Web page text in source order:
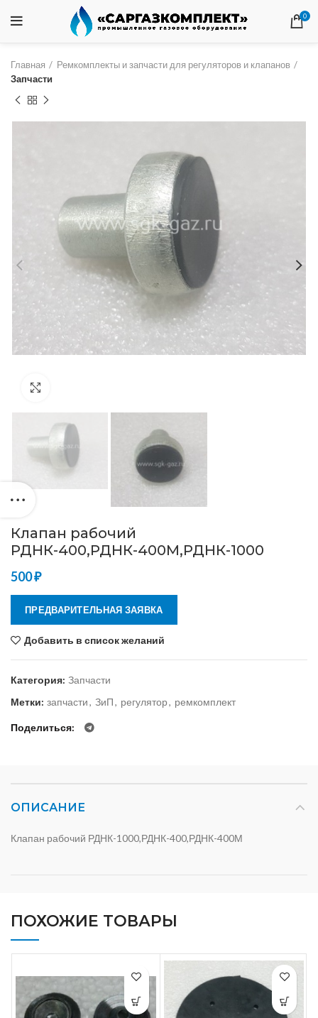
0
Главная
Ремкомплекты и запчасти для регуляторов и клапанов
Запчасти
Клапан рабочий
РДНК-400,РДНК-400М,РДНК-1000
500₽
ПРЕДВАРИТЕЛЬНАЯ ЗАЯВКА
Добавить в список желаний
Категория: Запчасти
Метки: запчасти, ЗиП, регулятор, ремкомплект
Поделиться
ОПИСАНИЕ
Клапан рабочий РДНК-1000,РДНК-400,РДНК-400М
ПОХОЖИЕ ТОВАРЫ